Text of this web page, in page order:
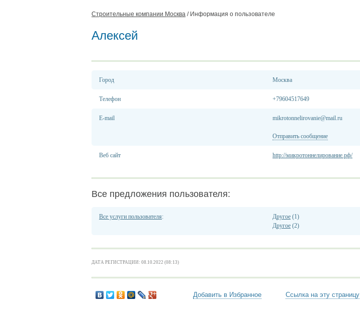
Строительные компании Москва / Информация о пользователе
Алексей
Город Москва
Телефон +79604517649
E-mail mikrotonnelirovanie@mail.ru
Отправить сообщение
Веб сайт http://микротоннелирование.рф/
Все предложения пользователя:
Все услуги пользователя: Другое (1)
Другое (2)
ДАТА РЕГИСТРАЦИИ: 08.10.2022 (08:13)
Добавить в Избранное Ссылка на эту страницу